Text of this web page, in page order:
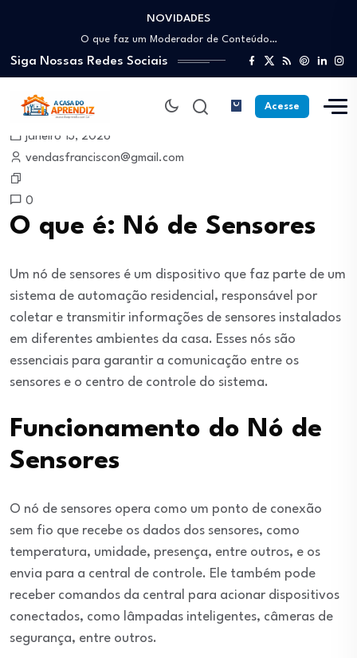
NOVIDADES
Como trabalhar como Estoquista: O guia para…
O que faz um Moderador de Conteúdo…
Como ser um Afiliado de Sucesso trabalhando…
Como dar Aulas Particulares Online e viver…
Profissão Instalador Solar: Como entrar no mercado…
Como trabalhar como Estoquista: O guia para…
O que faz um Moderador de Conteúdo…
Como ser um Afiliado de Sucesso trabalhando…
Siga Nossas Redes Sociais
Acesse
janeiro 13, 2026
vendasfranciscon@gmail.com
0
O que é: Nó de Sensores
Um nó de sensores é um dispositivo que faz parte de um
sistema de automação residencial, responsável por
coletar e transmitir informações de sensores instalados
em diferentes ambientes da casa. Esses nós são
essenciais para garantir a comunicação entre os
sensores e o centro de controle do sistema.
Funcionamento do Nó de
Sensores
O nó de sensores opera como um ponto de conexão
sem fio que recebe os dados dos sensores, como
temperatura, umidade, presença, entre outros, e os
envia para a central de controle. Ele também pode
receber comandos da central para acionar dispositivos
conectados, como lâmpadas inteligentes, câmeras de
segurança, entre outros.